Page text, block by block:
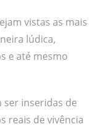
vistas as mais
lúdica,
e até mesmo
ser inseridas de
reais de vivência